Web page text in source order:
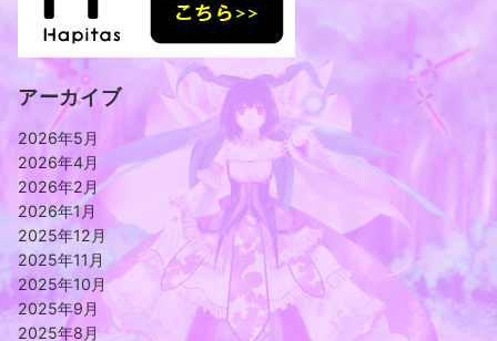
アーカイブ
2026年5月
2026年4月
2026年2月
2026年1月
2025年12月
2025年11月
2025年10月
2025年9月
2025年8月